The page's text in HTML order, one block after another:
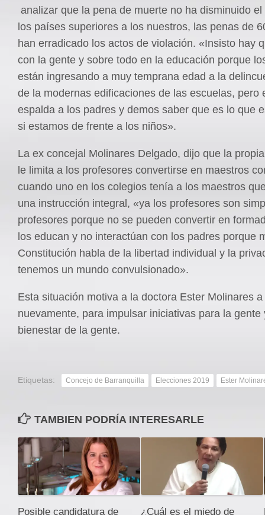
analizar que la pena de muerte no ha disminuido
los países superiores a los nuestros, las penas de
han erradicado los actos de violación. «Insisto hay
con la gente y sobre todo en la educación porque
están ingresando a muy temprana edad a la
de la modernas edificaciones de las escuelas, pero
espalda a los padres y demos saber que es lo que
si estamos de frente a los niños».
La ex concejal Molinares Delgado, dijo que la
le limita a los profesores convertirse en maestros
cuando uno en los colegios tenía a los maestros
una instrucción integral, «ya los profesores son
profesores porque no se pueden convertir en
los educan y no interactúan con los padres porque
Constitución habla de la libertad individual y la
tenemos un mundo convulsionado».
Esta situación motiva a la doctora Ester Molinares
nuevamente, para impulsar iniciativas para la gente
bienestar de la gente.
Etiquetas: Concejo de Barranquilla Elecciones 2019 Ester
TAMBIEN PODRÍA INTERESARLE
Posible candidatura de ¿Cuál es el miedo de